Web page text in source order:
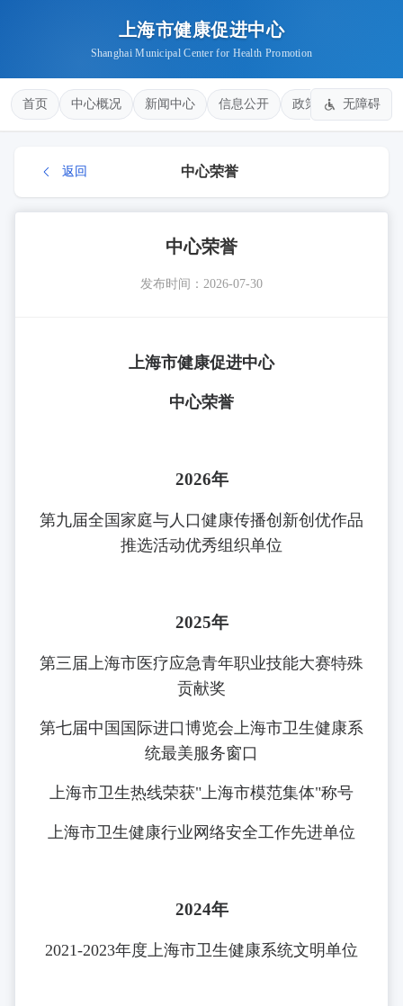
上海市健康促进中心
Shanghai Municipal Center for Health Promotion
首页 中心概况 新闻中心 信息公开 政策法规 健康
无障碍
返回 中心荣誉
中心荣誉
发布时间：2026-07-30
上海市健康促进中心
中心荣誉
2026年
第九届全国家庭与人口健康传播创新创优作品
推选活动优秀组织单位
2025年
第三届上海市医疗应急青年职业技能大赛特殊
贡献奖
第七届中国国际进口博览会上海市卫生健康系
统最美服务窗口
上海市卫生热线荣获"上海市模范集体"称号
上海市卫生健康行业网络安全工作先进单位
2024年
2021-2023年度上海市卫生健康系统文明单位